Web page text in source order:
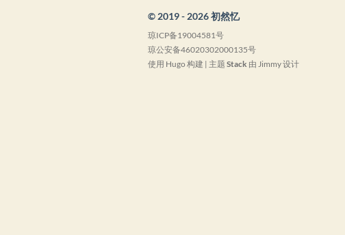
© 2019 - 2026 初然忆
琼ICP备19004581号
琼公安备46020302000135号
使用 Hugo 构建 | 主题 Stack由 Jimmy 设计